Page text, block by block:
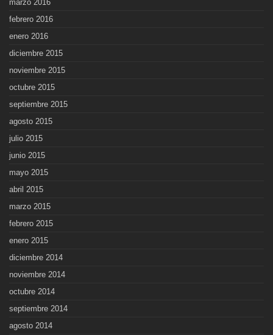
marzo 2016
febrero 2016
enero 2016
diciembre 2015
noviembre 2015
octubre 2015
septiembre 2015
agosto 2015
julio 2015
junio 2015
mayo 2015
abril 2015
marzo 2015
febrero 2015
enero 2015
diciembre 2014
noviembre 2014
octubre 2014
septiembre 2014
agosto 2014